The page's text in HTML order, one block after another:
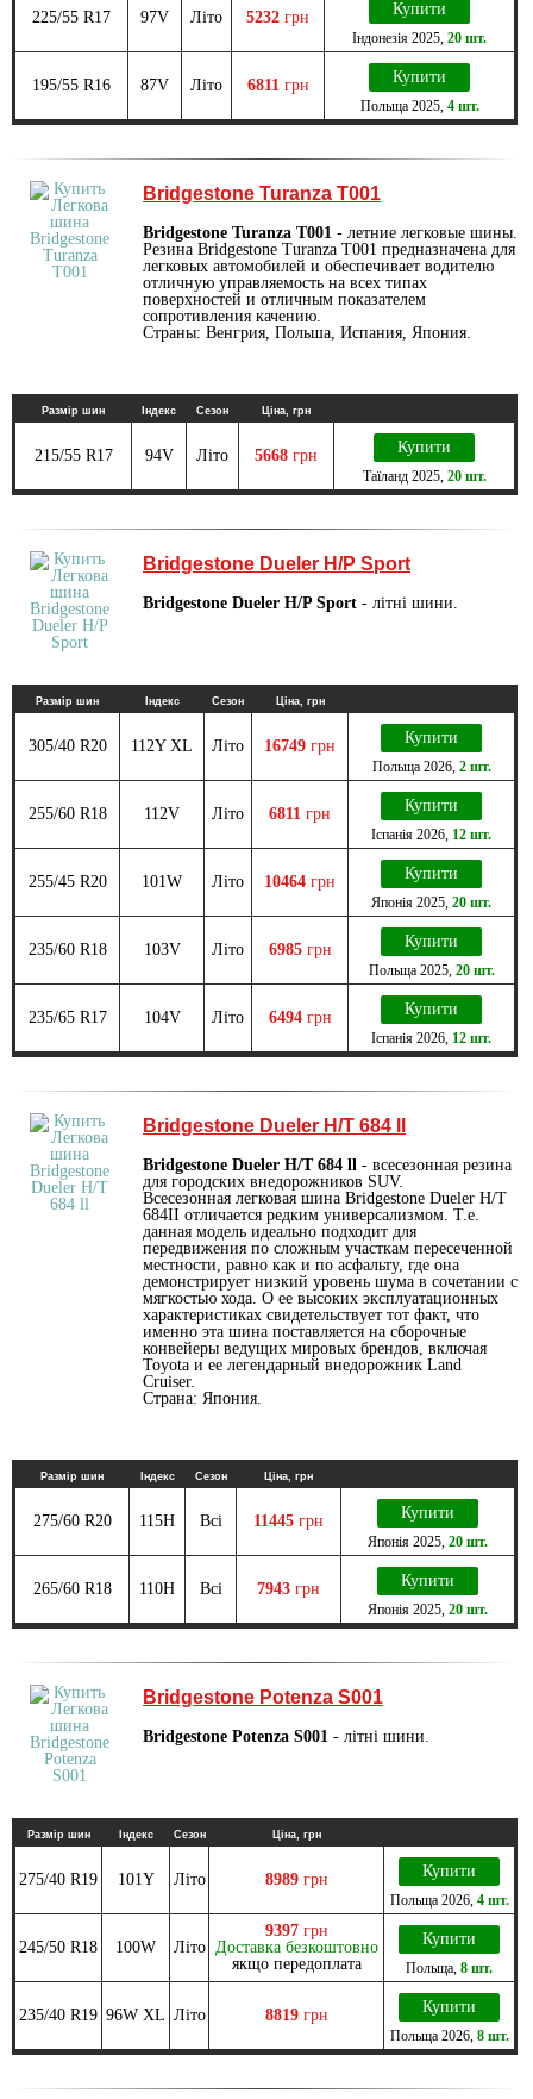
225/55 R17 97V Літо 5232 грн Купити
Індонезія 2025 20 шт.
195/55 R16 87V Літо 6811 грн Купити
Польща2025, 4 шт.
Bridgestone Turanza T001
Bridgestone Turanza T001 - летние легковые шины.
Резина Bridgestone Turanza T001 предназначена для
легковых автомобилей и обеспечивает водителю
отличную управляемость на всех типах
поверхностей и отличным показателем
сопротивления качению.
Страны: Венгрия, Польша, Испания, Япония.
Размір шин Індекс Сезон Ціна, грн
215/55 R17 94V Літо 5668 грн Купити
Таїланд2025, 20 шт.
Bridgestone Dueler H/P Sport
Bridgestone Dueler H/P Sport - літні шини.
Размір шин Індекс Сезон Ціна, грн
305/40 R20 112Y XL Літо 16749 грн Купити
Польща2026, 2 шт.
255/60 R18 112V Літо 6811 грн Купити
Іспанія 2026 12 шт.
255/45 R20 101W Літо 10464 грн Купити
Японія 2025 20 шт.
235/60 R18 103V Літо 6985 грн Купити
Польща2025, 20 шт.
235/65 R17 104V Літо 6494 грн Купити
Іспанія 2026 12 шт.
Bridgestone Dueler H/T 684 ll
Bridgestone Dueler H/T 684 ll - всесезонная резина
для городских внедорожников SUV.
Всесезонная легковая шина Bridgestone Dueler H/T
684II отличается редким универсализмом. Т.е.
данная модель идеально подходит для
передвижения по сложным участкам пересеченной
местности, равно как и по асфальту, где она
демонстрирует низкий уровень шума в сочетании с
мягкостью хода. О ее высоких эксплуатационных
характеристиках свидетельствует тот факт, что
именно эта шина поставляется на сборочные
конвейеры ведущих мировых брендов, включая
Toyota и ее легендарный внедорожник Land
Cruiser.
Страна: Япония.
Размір шин Індекс Сезон Ціна, грн
275/60 R20 115H Всі 11445 грн Купити
Японія 2025 20 шт.
265/60 R18 110H Всі 7943 грн Купити
Японія 2025 20 шт.
Bridgestone Potenza S001
Bridgestone Potenza S001 - літні шини.
Размір шин Індекс Сезон Ціна, грн
275/40 R19 101Y Літо 8989 грн Купити
Польща2026, 4 шт.
245/50 R18 100W Літо
9397 грн
Доставка безкоштовно
якщо передоплата
Купити
Польща 8 шт.
235/40 R19 96W XL Літо 8819 грн Купити
Польща2026, 8 шт.